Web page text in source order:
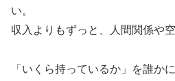
い。
収入よりもずっと、人間関係や
「いくら持っているか」を誰か